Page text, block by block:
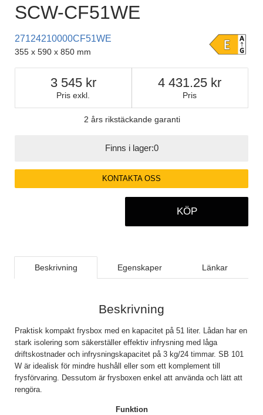
SCW-CF51WE
27124210000CF51WE
355 x 590 x 850 mm
Pris exkl.
3 545
Pris
4 431.25
2 års rikstäckande garanti
Finns i lager:0
KONTAKTA OSS
KÖP
Beskrivning Egenskaper Länkar
Beskrivning
Praktisk kompakt frysbox med en kapacitet på 51 liter. Lådan har en
stark isolering som säkerställer effektiv infrysning med låga
driftskostnader och infrysningskapacitet på 3 kg/24 timmar. SB 101
W är idealisk för mindre hushåll eller som ett komplement till
frysförvaring. Dessutom är frysboxen enkel att använda och lätt att
rengöra.
Funktion